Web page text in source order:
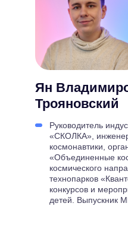
Ян
Трояновский
Руководитель
«СКОЛКА»,
космонавтики,
«Объединенные
космического
технопарков
конкурсов и
детей. Выпускник